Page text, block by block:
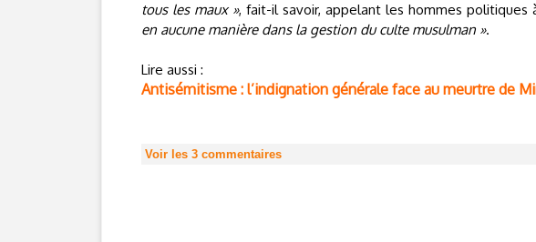
tous les maux », fait-il savoir, appelant les hommes
en aucune manière dans la gestion du culte musulman ».
Lire aussi :
Antisémitisme : l’indignation générale face au meurtre de
Voir les 3 commentaires